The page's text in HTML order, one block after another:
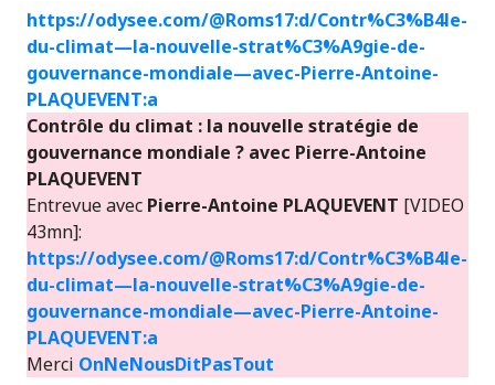
https://odysee.com/@Roms17:d/Contr%C3%B4le-
du-climat—la-nouvelle-strat%C3%A9gie-de-
gouvernance-mondiale—avec-Pierre-Antoine-
PLAQUEVENT:a
Contrôle du climat : la nouvelle stratégie de
gouvernance mondiale ? avec Pierre-Antoine
PLAQUEVENT
Entrevue avec Pierre-Antoine PLAQUEVENT [VIDEO
43mn]:
https://odysee.com/@Roms17:d/Contr%C3%B4le-
du-climat—la-nouvelle-strat%C3%A9gie-de-
gouvernance-mondiale—avec-Pierre-Antoine-
PLAQUEVENT:a
Merci OnNeNousDitPasTout